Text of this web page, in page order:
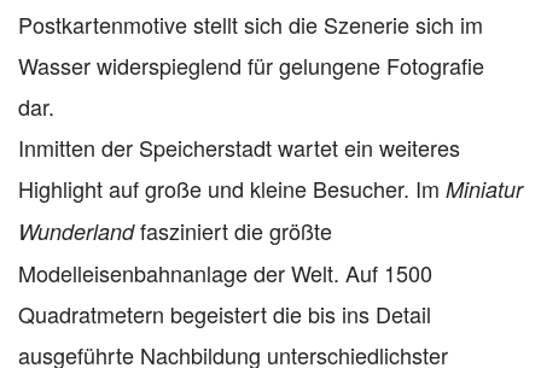
Postkartenmotive stellt sich die Szenerie sich im
Wasser widerspieglend für gelungene Fotografie
dar.
Inmitten der Speicherstadt wartet ein weiteres
Highlight auf große und kleine Besucher. Im Miniatur
Wunderlandfasziniert die größte
Modelleisenbahnanlage der Welt. Auf 1500
Quadratmetern begeistert die bis ins Detail
ausgeführte Nachbildung unterschiedlichster